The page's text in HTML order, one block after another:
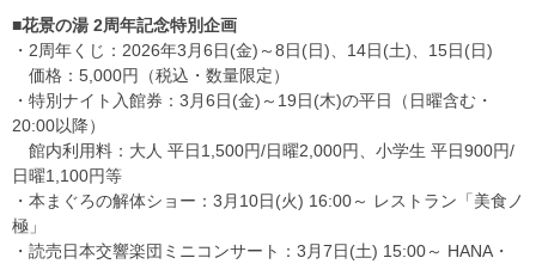
■花景の湯 2周年記念特別企画
・2周年くじ：2026年3月6日(金)～8日(日)、14日(土)、15日(日)
価格：5,000円（税込・数量限定）
・特別ナイト入館券：3月6日(金)～19日(木)の平日（日曜含む・
20:00以降）
館内利用料：大人 平日1,500円/日曜2,000円、小学生 平日900円/
日曜1,100円等
・本まぐろの解体ショー：3月10日(火) 16:00～ レストラン「美食ノ
極」
・読売日本交響楽団ミニコンサート：3月7日(土) 15:00～ HANA・